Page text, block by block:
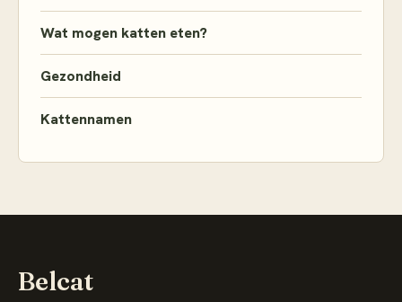
Wat mogen katten eten?
Gezondheid
Kattennamen
Belcat